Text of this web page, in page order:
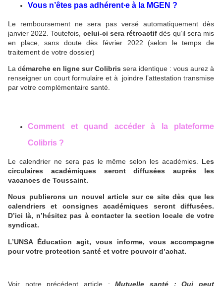
Vous n’êtes pas adhérent∙e à la MGEN ?
Le remboursement ne sera pas versé automatiquement dès
janvier 2022. Toutefois, celui-ci sera rétroactif dès qu’il sera mis
en place, sans doute dès février 2022 (selon le temps de
traitement de votre dossier)
La démarche en ligne sur Colibris sera identique : vous aurez à
renseigner un court formulaire et à joindre l’attestation transmise
par votre complémentaire santé.
Comment et quand accéder à la plateforme
Colibris ?
Le calendrier ne sera pas le même selon les académies.
Les
circulaires académiques seront diffusées auprès les
vacances de Toussaint.
Nous publierons un nouvel article sur ce site dès que les
calendriers et consignes académiques seront diffusées.
D’ici là, n’hésitez pas à contacter la section locale de votre
syndicat.
L’UNSA Éducation agit, vous informe, vous accompagne
pour votre protection santé et votre pouvoir d’achat.
Voir notre précédent article :
Mutuelle santé : Qui peut